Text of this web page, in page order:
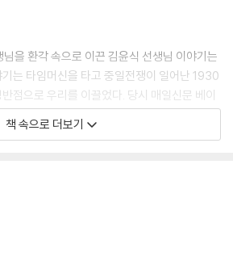
빈도다
바람을 견디고
퉁치다
부른 조선 청년들
다
하얼빈
손’ 아이
을 환각 속으로 이끈 김윤식 선생님 이야기는
는 타임머신을 타고 중일전쟁이 일어난 1930
점으로 우리를 이끌었다. 당시 매일신문 베이
철이 파락호 행세를 하면서 북경반점에서 노름
자였던 작가 노천명이 휴가를 내어 베이징에
이어졌다. 박완서 선생님은 그 순간을 산문에
넓은 홀에서 이향란의 노래를 들으며 친일파
자와 아편 장수와 일본 군벌과 어울려 김사량
책 속으로 더보기